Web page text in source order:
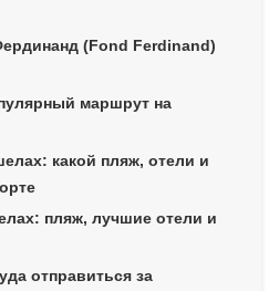
(Fond Ferdinand)
маршрут на
какой пляж, отели и
пляж, лучшие отели и
отправиться за